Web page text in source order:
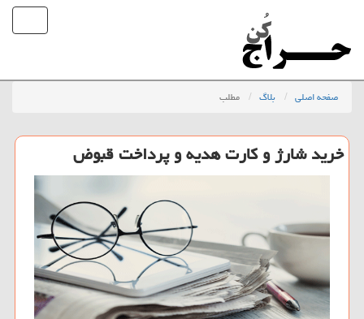
صفحه اصلی بلاگ مطلب
خرید شارژ و كارت هدیه و پرداخت قبوض